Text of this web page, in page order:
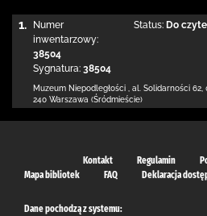
1.
Numer
inwentarzowy:
38504
Sygnatura: 38504
Status: Do
Muzeum Niepodległości al. Solidarności 62
240 Warszawa (Śródmieście)
Kontakt Regulamin
Mapa bibliotek
FAQ Deklaracja
Dane pochodzą z systemu: